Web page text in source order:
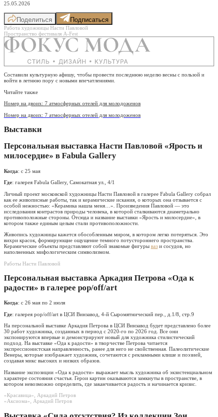
25.05.2026
Поделиться Подписаться
Работа художницы Насти Павловой
Пространство фестиваля A-Fest
Составили культурную афишу, чтобы провести последнюю неделю весны с пользой и
войти в летнюю пору с новыми впечатлениями.
Читайте также
Номер на двоих: 7 атмосферных отелей для молодоженов
Номер на двоих: 7 атмосферных отелей для молодоженов
Выставки
Персональная выставка Насти Павловой «Ярость и
милосердие» в Fabula Gallery
Когда: с 25 мая
Где: галерея Fabula Gallery, Самокатная ул., 4/1
Личный проект московской художницы Насти Павловой в галерее Fabula Gallery собрал
как ее живописные работы, так и керамические искания, о которых она отзывается с
особой нежностью: «Керамика нашла меня…». Произведения Павловой — это
исследования контрастов природы человека, в которой сталкиваются диаметрально
противоположные стороны. Отсюда и название выставки «Ярость и милосердие», в
котором также единым целым стали противоположности.
Живопись художницы кажется обособленным миром, в котором легко потеряться. Это
вихри красок, формирующие ощущение темного потустороннего пространства.
Керамические объекты представляют собой знакомые фигуры ваз и сосудов, но
наполненных мифологическим символизмом.
Работы Насти Павловой
Персональная выставка Аркадия Петрова «Ода к
радости» в галерее pop/off/art
Когда: с 26 мая по 2 июля
Где: галерея pop/off/art в ЦСИ Винзавод, 4-й Сыромятнический пер., д.1/8, стр.9
На персональной выставке Аркадия Петрова в ЦСИ Винзавод будет представлено более
30 работ художника, созданных в период с 2020-го по 2026 год. Все они
экспонируются впервые и демонстрируют новый для художника стилистический
подход. На выставке «Ода к радости» в творчестве Петрова читается
экспрессионистская направленность, ранее для него не свойственная. Палеолитические
Венеры, которые изображает художник, сочетаются с рекламными клише и поэзией,
создавая микс высоких и низких образов.
Название экспозиции «Ода к радости» выражает мысль художника об экзистенциальном
характере состояния счастья. Герои картин оказываются замкнуты в пространстве, в
котором невозможно определить, где заканчивается радость и начинается кризис.
«Красавица», Аркадий Петров
«Аксиома», Аркадий Петров